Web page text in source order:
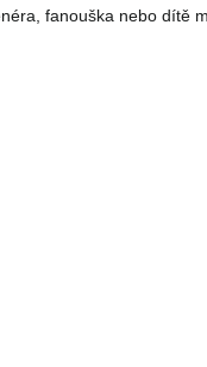
fanouška nebo dítě